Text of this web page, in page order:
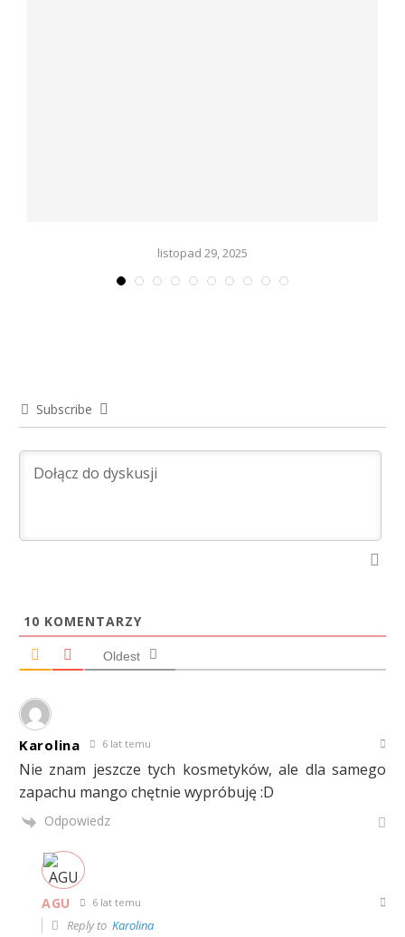
listopad 29, 2025
Subscribe
10 KOMENTARZY
Oldest
Karolina 6 lat temu
Nie znam jeszcze tych kosmetyków, ale dla samego
zapachu mango chętnie wypróbuję :D
Odpowiedz
AGU 6 lat temu
Reply to Karolina